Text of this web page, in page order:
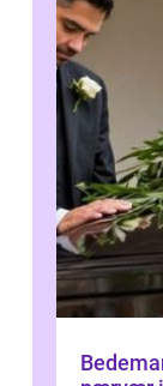
Bedemand